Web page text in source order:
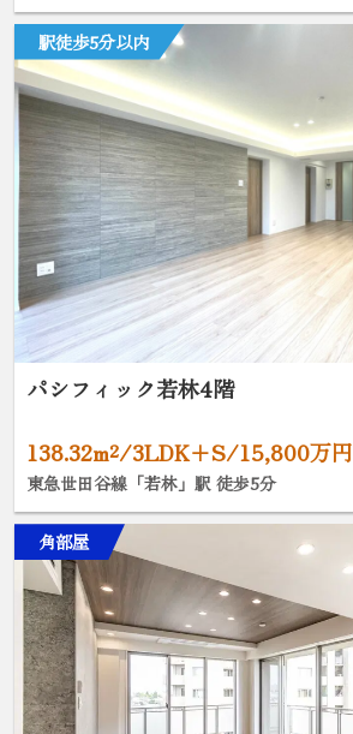
駅徒歩5分以内
パシフィック若林4階
138.32m²/3LDK+S/15,800万円
東急世田谷線「若林」駅 徒歩5分
角部屋